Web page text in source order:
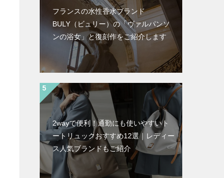
フランスの水性香水ブランド
BULY（ビュリー）の「ヴァルパンソ
ンの浴女」と復刻作をご紹介します
2wayで便利！通勤にも使いやすいト
ートリュックおすすめ12選｜レディー
ス人気ブランドもご紹介